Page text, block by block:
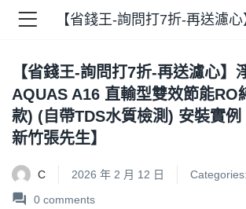
)
)
)
【省錢王-詢問打7折-再送濾心】
AQUAS A16 直輸型雙效節能RO
款) (自帶TDS水質檢測) 安裝實
新竹張先生】
C 2026 年 2 月 12 日 Categories:
0 comments